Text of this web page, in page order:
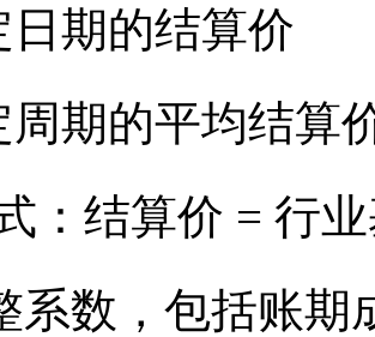
日期的结算价
周期的平均结算
：结算价 = 行
系数，包括账期